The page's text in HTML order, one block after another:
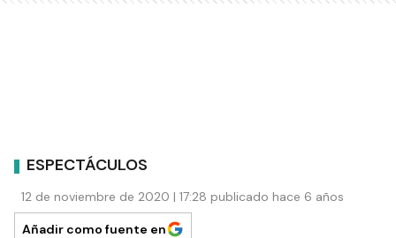
ESPECTÁCULOS
12 de noviembre de 2020 | 17:28 publicado hace 6 años
Añadir como fuente en